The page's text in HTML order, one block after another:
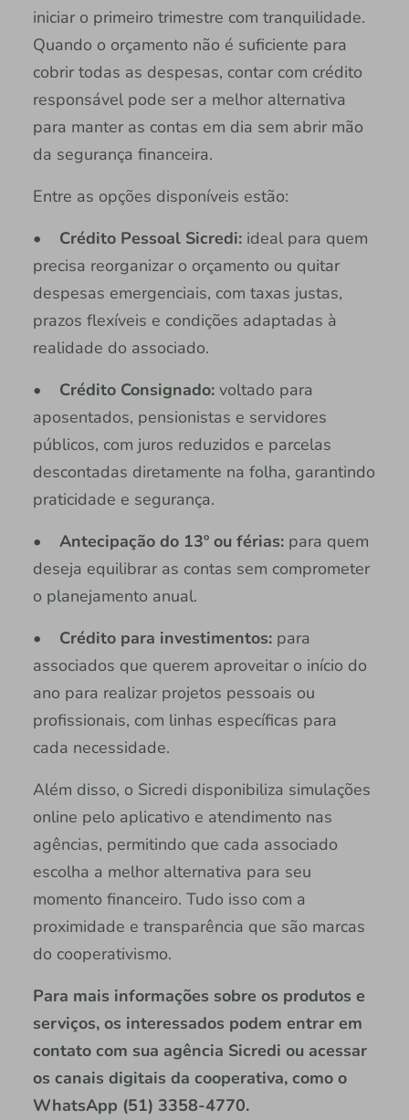
iniciar o primeiro trimestre com tranquilidade.
Quando o orçamento não é suficiente para
cobrir todas as despesas, contar com crédito
responsável pode ser a melhor alternativa
para manter as contas em dia sem abrir mão
da segurança financeira.
Entre as opções disponíveis estão:
• Crédito Pessoal Sicredi: ideal para quem
precisa reorganizar o orçamento ou quitar
despesas emergenciais, com taxas justas,
prazos flexíveis e condições adaptadas à
realidade do associado.
• Crédito Consignado: voltado para
aposentados, pensionistas e servidores
públicos, com juros reduzidos e parcelas
descontadas diretamente na folha, garantindo
praticidade e segurança.
• Antecipação do 13º ou férias: para quem
deseja equilibrar as contas sem comprometer
o planejamento anual.
• Crédito para investimentos: para
associados que querem aproveitar o início do
ano para realizar projetos pessoais ou
profissionais, com linhas específicas para
cada necessidade.
Além disso, o Sicredi disponibiliza simulações
online pelo aplicativo e atendimento nas
agências, permitindo que cada associado
escolha a melhor alternativa para seu
momento financeiro. Tudo isso com a
proximidade e transparência que são marcas
do cooperativismo.
Para mais informações sobre os produtos e
serviços, os interessados podem entrar em
contato com sua agência Sicredi ou acessar
os canais digitais da cooperativa, como o
WhatsApp (51) 3358-4770.